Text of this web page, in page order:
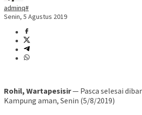
adminq#
Senin, 5 Agustus 2019
Rohil, Wartapesisir— Pasca selesai
Kampung aman, Senin (5/8/2019)